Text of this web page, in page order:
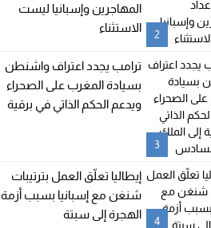
2
المهاجرين وإسبانيا ليست
الاستثناء
3
ترامب يجدد اعتراف واشنطن
بسيادة المغرب على الصحراء
ويدعم الحكم الذاتي في برقية
4
إيطاليا تعلّق العمل بترتيبات
شنغن مع إسبانيا بسبب أزمة
الهجرة إلى سبتة